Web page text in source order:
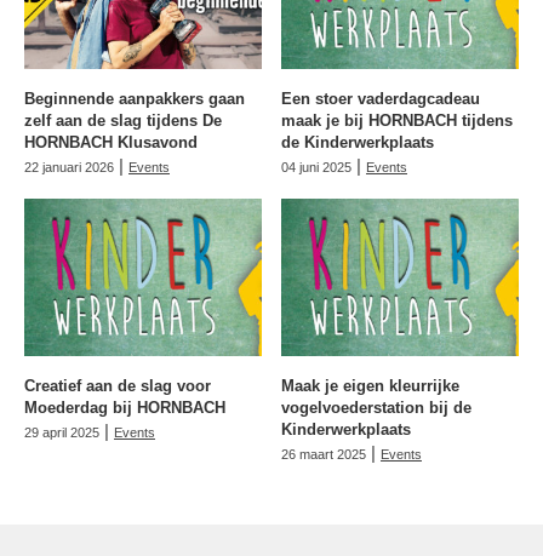
Beginnende aanpakkers gaan
zelf aan de slag tijdens De
HORNBACH Klusavond
22 januari 2026 | Events
Een stoer vaderdagcadeau
maak je bij HORNBACH tijdens
de Kinderwerkplaats
04 juni 2025 | Events
Creatief aan de slag voor
Moederdag bij HORNBACH
29 april 2025 | Events
Maak je eigen kleurrijke
vogelvoederstation bij de
Kinderwerkplaats
26 maart 2025 | Events